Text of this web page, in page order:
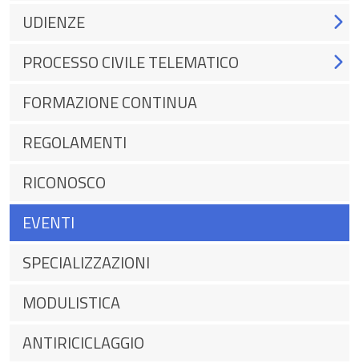
UDIENZE
PROCESSO CIVILE TELEMATICO
FORMAZIONE CONTINUA
REGOLAMENTI
RICONOSCO
EVENTI
SPECIALIZZAZIONI
MODULISTICA
ANTIRICICLAGGIO